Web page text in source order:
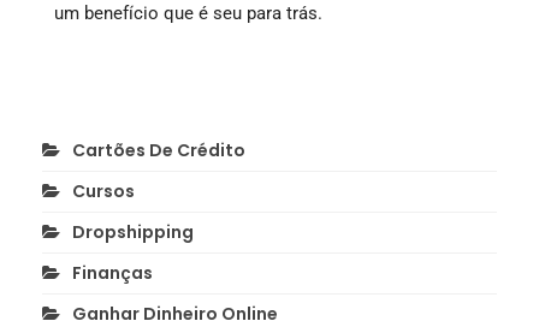
um benefício que é seu para trás.
Cartões De Crédito
Cursos
Dropshipping
Finanças
Ganhar Dinheiro Online